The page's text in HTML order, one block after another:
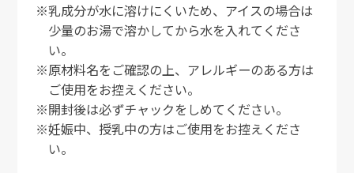
※乳成分が水に溶けにくいため、アイスの場合は
少量のお湯で溶かしてから水を入れてくださ
い。
※原材料名をご確認の上、アレルギーのある方は
ご使用をお控えください。
※開封後は必ずチャックをしめてください。
※妊娠中、授乳中の方はご使用をお控えくださ
い。